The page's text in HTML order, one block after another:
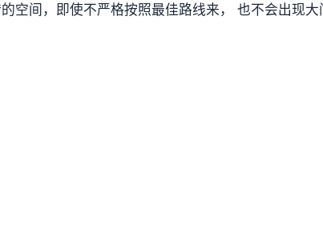
间，即使不严格按照最佳路线来， 也不会出现大